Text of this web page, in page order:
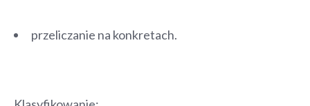
przeliczanie na konkretach.